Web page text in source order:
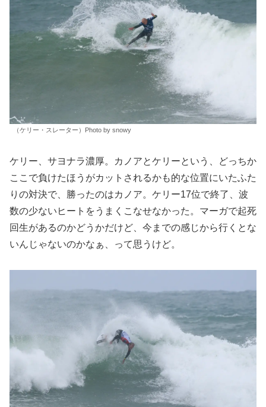
（ケリー・スレーター）Photo by snowy
ケリー、サヨナラ濃厚。カノアとケリーという、どっちか
ここで負けたほうがカットされるかも的な位置にいたふた
りの対決で、勝ったのはカノア。ケリー17位で終了、波
数の少ないヒートをうまくこなせなかった。マーガで起死
回生があるのかどうかだけど、今までの感じから行くとな
いんじゃないのかなぁ、って思うけど。